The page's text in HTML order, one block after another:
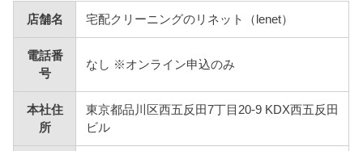
店舗名 宅配クリーニングのリネット（lenet）
電話番
号
なし ※オンライン申込のみ
本社住
所
東京都品川区西五反田7丁目20-9 KDX西五反田
ビル